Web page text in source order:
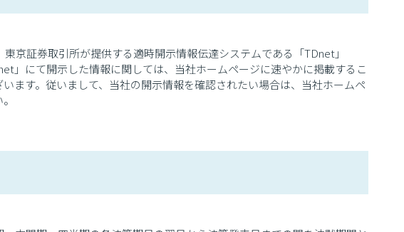
京証券取引所が提供する適時開示情報伝達システムである「TDnet」
」にて開示した情報に関しては、当社ホームページに速やかに掲載するこ
ます。従いまして、当社の開示情報を確認されたい場合は、当社ホームペ